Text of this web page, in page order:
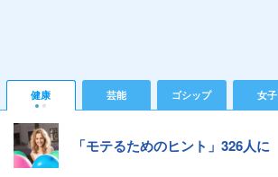
健康 芸能 ゴシップ 女子
「モテるためのヒント」326人に